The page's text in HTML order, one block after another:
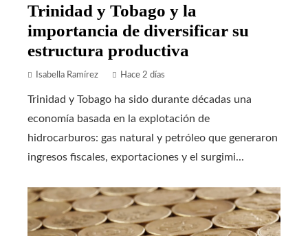
Trinidad y Tobago y la
importancia de diversificar su
estructura productiva
Isabella Ramírez Hace 2 días
Trinidad y Tobago ha sido durante décadas una
economía basada en la explotación de
hidrocarburos: gas natural y petróleo que generaron
ingresos fiscales, exportaciones y el surgimi...